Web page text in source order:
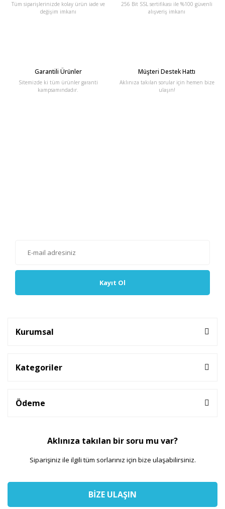
Tüm siparişlerinizde kolay ürün iade ve
değişim imkanı
256 Bit SSL sertifikası ile %100 güvenli
alışveriş imkanı
Garantili Ürünler
Sitemizde ki tüm ürünler garanti
kampsamındadır.
Müşteri Destek Hattı
Aklınıza takılan sorular için hemen bize
ulaşın!
Kayıt Ol
Kurumsal
Kategoriler
Ödeme
Aklınıza takılan bir soru mu var?
Siparişiniz ile ilgili tüm sorlarınız için bize ulaşabilirsiniz.
BİZE ULAŞIN